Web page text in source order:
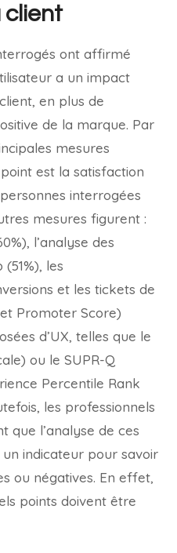
client
ont affirmé
a un impact
en plus de
de la marque. Par
mesures
est la satisfaction
interrogées
mesures figurent :
l’analyse des
les
et les tickets de
Promoter Score)
d’UX, telles que le
ou le SUPR-Q
Percentile Rank
les professionnels
que l’analyse de ces
indicateur pour savoir
ou négatives. En effet,
points doivent être